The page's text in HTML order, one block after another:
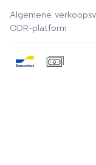
Algemene
ODR-platform